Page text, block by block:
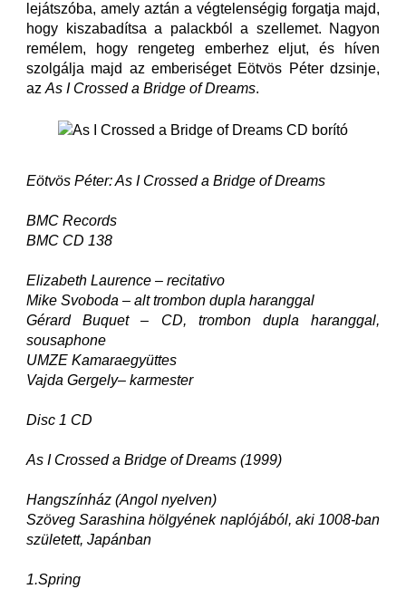
lejátszóba, amely aztán a végtelenségig forgatja majd,
hogy kiszabadítsa a palackból a szellemet. Nagyon
remélem, hogy rengeteg emberhez eljut, és híven
szolgálja majd az emberiséget Eötvös Péter dzsinje,
az As I Crossed a Bridge of Dreams.
Eötvös Péter: As I Crossed a Bridge of Dreams
BMC Records
BMC CD 138
Elizabeth Laurence – recitativo
Mike Svoboda – alt trombon dupla haranggal
Gérard Buquet – CD, trombon dupla haranggal,
sousaphone
UMZE Kamaraegyüttes
Vajda Gergely– karmester
Disc 1 CD
As I Crossed a Bridge of Dreams (1999)
Hangszínház (Angol nyelven)
Szöveg Sarashina hölgyének naplójából, aki 1008-ban
született, Japánban
1.Spring